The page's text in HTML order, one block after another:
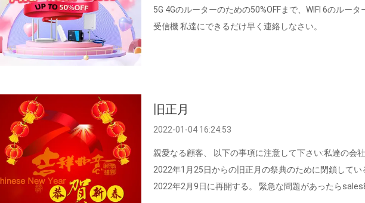
5G 4Gのルーターのための50%OFFまで、WIFI 6のルータ
受信機 私達にできるだけ早く連絡しなさい。
旧正月
2022-01-04 16:24:53
親愛なる顧客、 以下の事項に注意して下さい:私達の会
2022年1月25日からの旧正月の祭典のために閉鎖してい
2022年2月9日に再開する。 緊急な問題があったら